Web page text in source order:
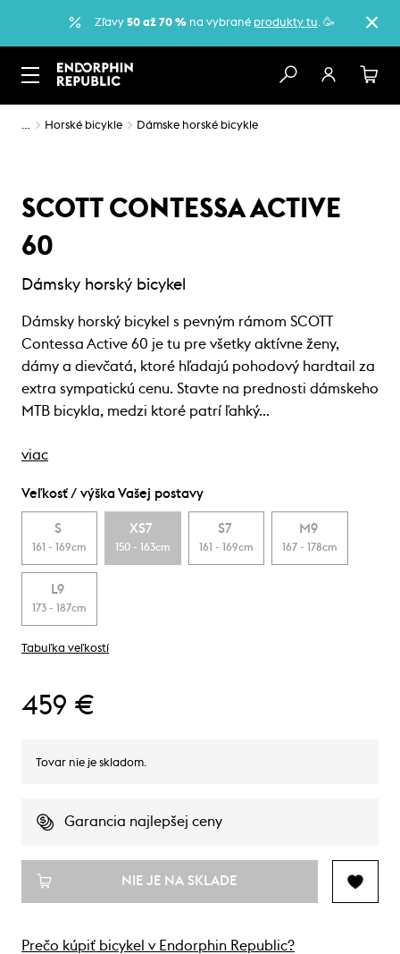
Zľavy 50 až 70 %na vybrané produkty tu. 🥳
… Horské bicykle Dámske horské bicykle
SCOTT CONTESSA ACTIVE
60
Dámsky horský bicykel
Dámsky horský bicykel s pevným rámom SCOTT
Contessa Active 60 je tu pre všetky aktívne ženy,
dámy a dievčatá, ktoré hľadajú pohodový hardtail za
extra sympatickú cenu. Stavte na prednosti dámskeho
MTB bicykla, medzi ktoré patrí ľahký…
viac
Veľkosť / výška Vašej postavy
S
161 - 169cm
XS7
150 - 163cm
S7
161 - 169cm
M9
167 - 178cm
L9
173 - 187cm
Tabuľka veľkostí
459 €
Tovar nie je skladom.
Garancia najlepšej ceny
NIE JE NA SKLADE
Prečo kúpiť bicykel v Endorphin Republic?